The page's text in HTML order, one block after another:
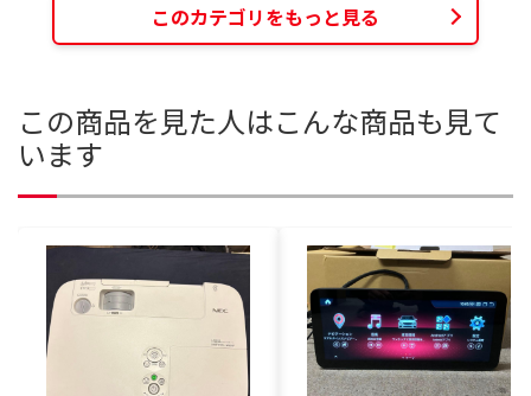
このカテゴリをもっと見る
この商品を見た人はこんな商品も見て
います